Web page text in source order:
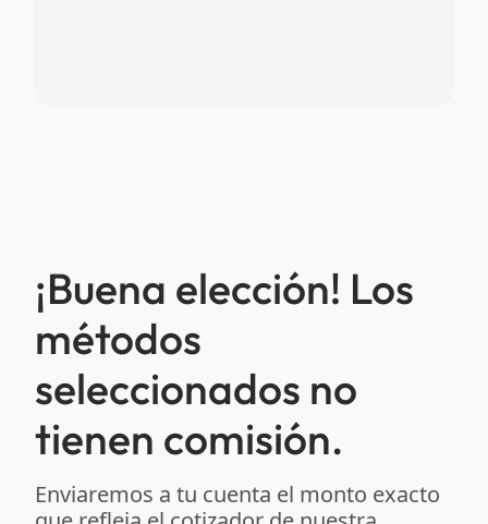
¡Buena elección! Los
métodos
seleccionados no
tienen comisión.
Enviaremos a tu cuenta el monto exacto